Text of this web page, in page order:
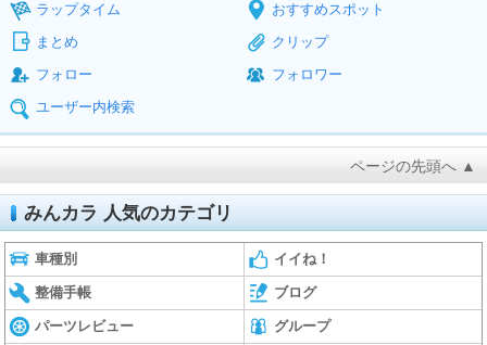
ラップタイム
おすすめスポット
まとめ
クリップ
フォロー
フォロワー
ユーザー内検索
ページの先頭へ ▲
みんカラ 人気のカテゴリ
車種別 イイね！
整備手帳 ブログ
パーツレビュー グループ